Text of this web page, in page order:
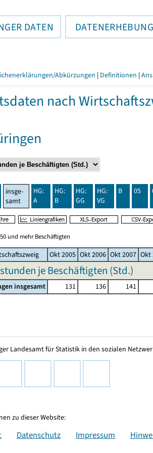
DATEN DATENERHEBUNG
Abkürzungen | Definitionen |
nach
insge-
samt
HG:
A
HG:
B
HG:
GG
HG:
VG
B 05
und mehr Beschäftigten
Okt 2005 Okt 2006 Okt 2007 Okt
je Beschäftigten (Std.)
insgesamt 131 136 141
Landesamt für Statistik in den sozialen
zu dieser Website:
Datenschutz Impressum